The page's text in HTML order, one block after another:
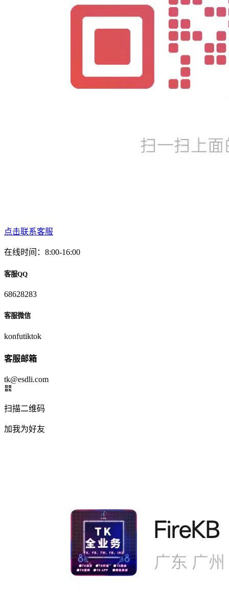
点击联系客服
在线时间：8:00-16:00
客服QQ
68628283
客服微信
konfutiktok
客服邮箱
tk@esdli.com
扫描二维码
加我为好友